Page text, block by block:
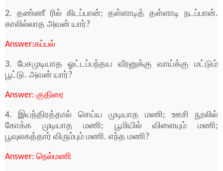
2. தண்ணீ ரில் கிடப்பான்; தள்ளாடித் தள்ளாடி நடப்பான்.
காலில்லாத அவன் யார்?
Answer:கப்பல்
3. பேசமுடியாத ஓட்டப்பந்தய வீரனுக்கு வாய்க்கு மட்டும்
பூட்டு. அவன் யார்?
Answer: குதிரை
4. இயந்திரத்தால் செய்ய முடியாத மணி; ஊசி நூலில்
கோக்க முடியாத மணி; பூமியில் விளையும் மணி;
பூவுலகத்தார் விரும்பும் மணி. எந்த மணி?
Answer: நெல்மணி